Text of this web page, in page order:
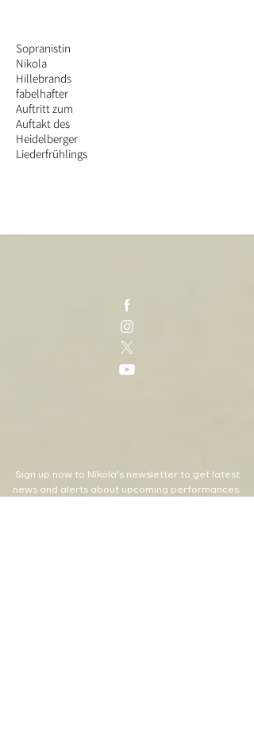
Sopranistin
Nikola
Hillebrands
fabelhafter
Auftritt zum
Auftakt des
Heidelberger
Liederfrühlings
Sign up now to Nikola's newsletter to get latest
news and alerts about upcoming performances.